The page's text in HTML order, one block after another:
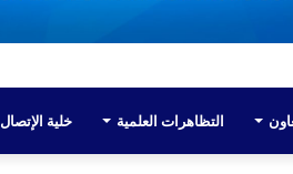
التظاهرات العلمية خلية الإتصال